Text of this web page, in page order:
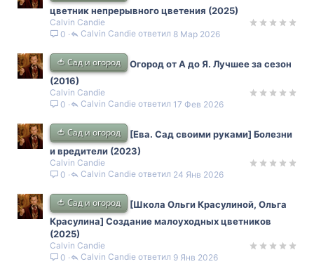
цветник непрерывного цветения (2025)
Calvin Candie
0
8 Мар 2026
Calvin Candie
🍅 Сад и огород
Огород от А до Я. Лучшее за сезон
(2016)
Calvin Candie
0
17 Фев 2026
Calvin Candie
🍅 Сад и огород
[Ева. Сад своими руками] Болезни
и вредители (2023)
Calvin Candie
0
24 Янв 2026
Calvin Candie
🍅 Сад и огород
[Школа Ольги Красулиной, Ольга
Красулина] Создание малоуходных цветников
(2025)
Calvin Candie
0
9 Янв 2026
Calvin Candie